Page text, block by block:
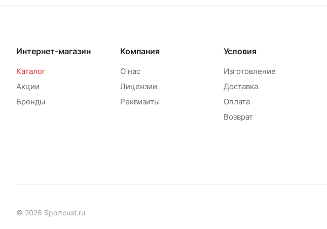
Интернет-магазин
Каталог
Акции
Бренды
Компания
О нас
Лицензии
Реквизиты
Условия
Изготовление
Доставка
Оплата
Возврат
© 2026 Sportcust.ru